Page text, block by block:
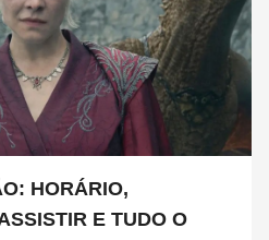
HORÁRIO,
E TUDO O